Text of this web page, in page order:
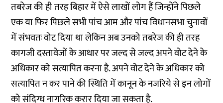
तबरेज की ही तरह बिहार में ऐसे लाखों लोग हैं जिन्होंने पिछले
एक या फिर पिछले सभी पांच आम और पांच विधानसभा चुनावों
में संभवतः वोट दिया था लेकिन अब उनको तबरेज की ही तरह
कागजी दस्तावेजों के आधार पर जल्द से जल्द अपने वोट देने के
अधिकार को सत्यापित करना है. अपने वोट देने के अधिकार को
सत्यापित न कर पाने की स्थिति में कानून के नजरिये से इन लोगों
को संदिग्ध नागरिक करार दिया जा सकता है.